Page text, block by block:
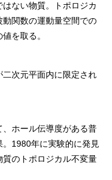
ない物質。トポロジカ
関数の運動量空間での
を取る。
次元平面内に限定され
ホール伝導度がある普
1980年に実験的に発見
のトポロジカル不変量